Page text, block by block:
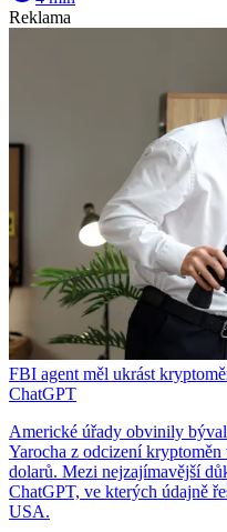
Reklama
FBI agent měl ukrást
ChatGPT
Americké úřady obvinily
Yarocha z odcizení
dolarů. Mezi nejzajímavější
ChatGPT, ve kterých údajně
USA.